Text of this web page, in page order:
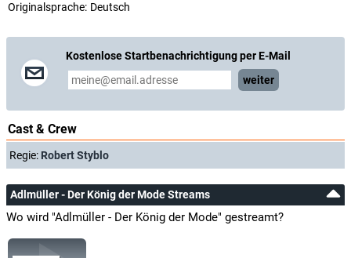
Originalsprache: Deutsch
Kostenlose Startbenachrichtigung per E-Mail
weiter
Cast & Crew
Regie: Robert Styblo
Adlmüller - Der König der Mode Streams
Wo wird "Adlmüller - Der König der Mode" gestreamt?